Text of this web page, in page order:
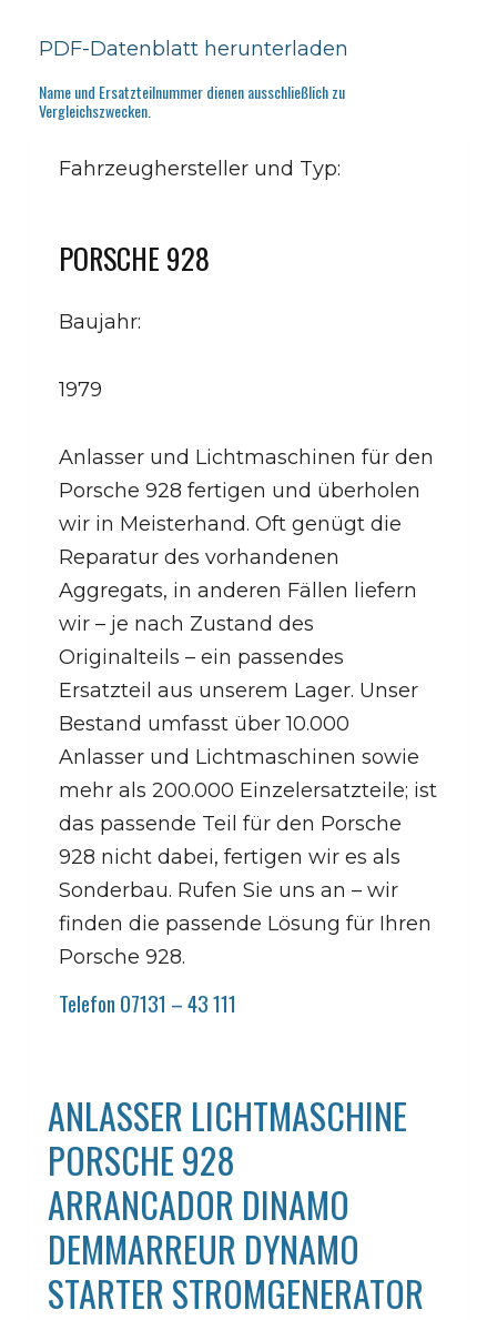
PDF-Datenblatt herunterladen
Name und Ersatzteilnummer dienen ausschließlich zu
Vergleichszwecken.
Fahrzeughersteller und Typ:
PORSCHE 928
Baujahr:
1979
Anlasser und Lichtmaschinen für den
Porsche 928 fertigen und überholen
wir in Meisterhand. Oft genügt die
Reparatur des vorhandenen
Aggregats, in anderen Fällen liefern
wir – je nach Zustand des
Originalteils – ein passendes
Ersatzteil aus unserem Lager. Unser
Bestand umfasst über 10.000
Anlasser und Lichtmaschinen sowie
mehr als 200.000 Einzelersatzteile; ist
das passende Teil für den Porsche
928 nicht dabei, fertigen wir es als
Sonderbau. Rufen Sie uns an – wir
finden die passende Lösung für Ihren
Porsche 928.
Telefon 07131 – 43 111
ANLASSER LICHTMASCHINE
PORSCHE 928
ARRANCADOR DINAMO
DEMMARREUR DYNAMO
STARTER STROMGENERATOR